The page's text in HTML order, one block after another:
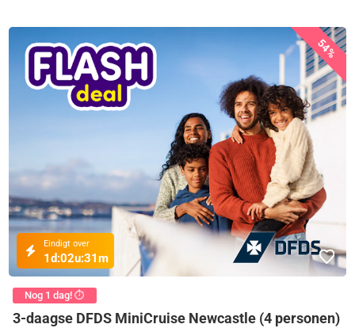
54%
Eindigt over
1d:02u:31m
Nog 1 dag! ⏱️
3-daagse DFDS MiniCruise Newcastle (4 personen)